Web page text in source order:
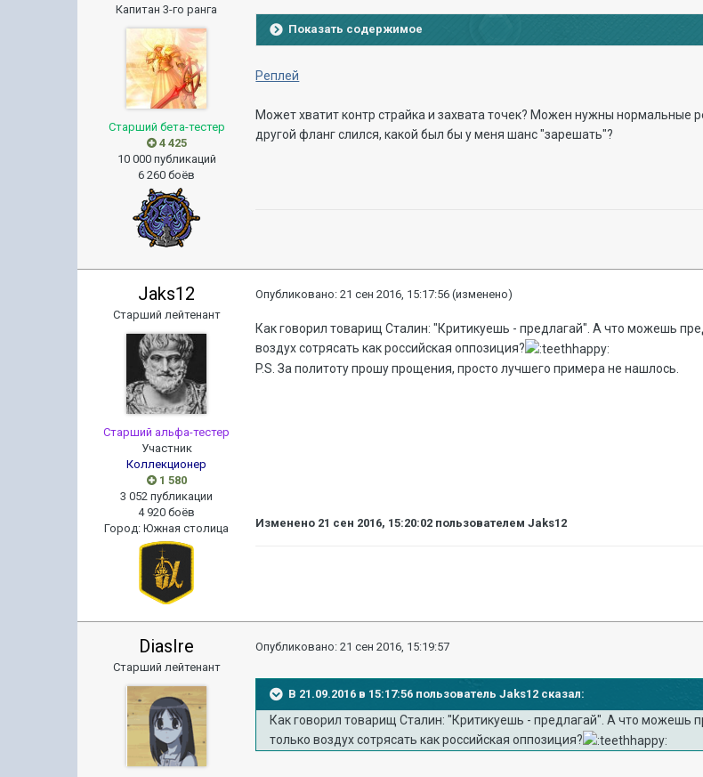
Капитан 3-го ранга
Старший бета-тестер
4 425
10 000 публикаций
6 260 боёв
Показать содержимое
Реплей
Может хватит контр страйка и захвата точек? Можен нужны нормальные
другой фланг слился, какой был бы у меня шанс "зарешать"?
Jaks12
Старший лейтенант
Старший альфа-тестер
Участник
Коллекционер
1 580
3 052 публикации
4 920 боёв
Город:Южная столица
Опубликовано:21 сен 2016, 15:17:56 (изменено)
Как говорил товарищ Сталин: "Критикуешь - предлагай". А что можешь
воздух сотрясать как российская оппозиция?
P.S. За политоту прошу прощения, просто лучшего примера не нашлось.
Изменено 21 сен 2016, 15:20:02 пользователем Jaks12
DiasIre
Старший лейтенант
Опубликовано:21 сен 2016, 15:19:57
В 21.09.2016 в 15:17:56 пользователь Jaks12 сказал:
Как говорил товарищ Сталин: "Критикуешь - предлагай". А что
только воздух сотрясать как российская оппозиция?